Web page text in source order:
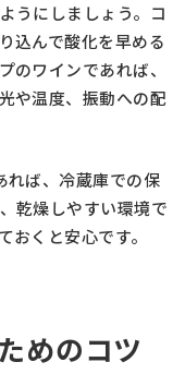
うにしましょう。コ
込んで酸化を早める
のワインであれば、
や温度、振動への配
れば、冷蔵庫での保
乾燥しやすい環境で
おくと安心です。
めのコツ